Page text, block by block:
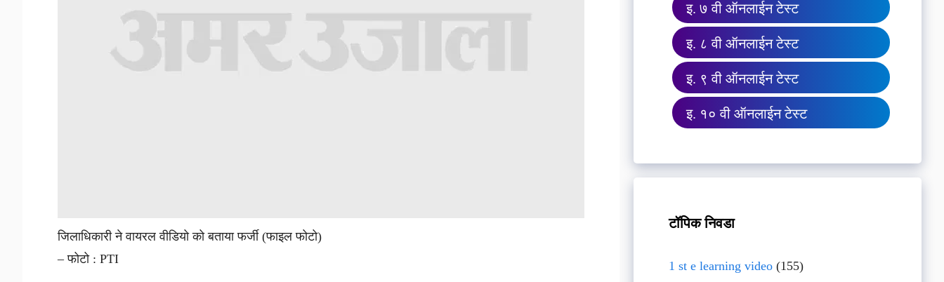
जिलाधिकारी ने वायरल वीडियो को बताया फर्जी (फाइल फोटो)
– फोटो : PTI
इ. ७ वी ऑनलाईन टेस्ट
इ. ८ वी ऑनलाईन टेस्ट
इ. ९ वी ऑनलाईन टेस्ट
इ. १० वी ऑनलाईन टेस्ट
टॉपिक निवडा
1 st e learning video (155)